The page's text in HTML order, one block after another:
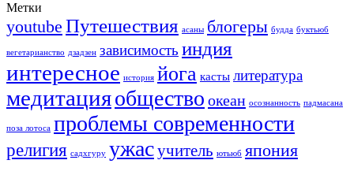
Метки
youtube Путешествия асаны блогеры будда буктьюб
вегетарианство дзадзен зависимость индия
интересное история йога касты литература
медитацияобщество океан осознанность падмасана
поза лотоса проблемы современности
религия садхгуру ужасучитель ютьюб япония